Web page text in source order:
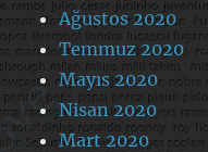
Ağustos 2020
Temmuz 2020
Mayıs 2020
Nisan 2020
Mart 2020